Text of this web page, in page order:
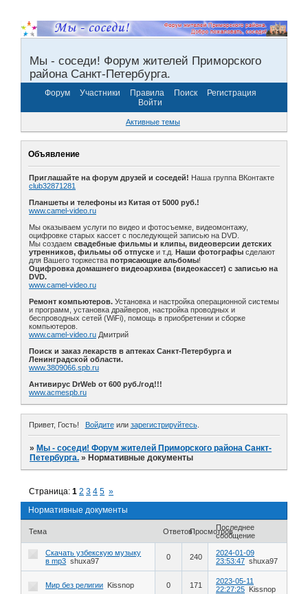
Мы - соседи! Форум жителей Приморского
района Санкт-Петербурга.
Форум Участники Правила Поиск
Регистрация
Войти
Активные темы
Объявление
Приглашайте на форум друзей и соседей! Наша группа ВКонтакте
club32871281
Планшеты и телефоны из Китая от 5000 руб.!
www.camel-video.ru
Мы оказываем услуги по видео и фотосъемке, видеомонтажу,
оцифровке старых кассет с последующей записью на DVD.
Мы создаем свадебные фильмы и клипы, видеоверсии детских
утренников, фильмы об отпуске и т.д. Наши фотографы сделают
для Вашего торжества потрясающие альбомы!
Оцифровка домашнего видеоархива (видеокассет) с записью на
DVD.
www.camel-video.ru
Ремонт компьютеров. Установка и настройка операционной системы
и программ, установка драйверов, настройка проводных и
беспроводных сетей (WiFi), помощь в приобретении и сборке
компьютеров.
www.camel-video.ru Дмитрий
Поиск и заказ лекарств в аптеках Санкт-Петербурга и
Ленинградской области.
www.3809066.spb.ru
Антивирус DrWeb от 600 руб./год!!!
www.acmespb.ru
Привет, Гость! Войдитеили зарегистрируйтесь.
» Мы - соседи! Форум жителей Приморского района Санкт-
Петербурга. » Нормативные документы
Нормативные документы
Страница:1 2 3 4 5 »
Тема ОтветовПросмотровПоследнее
сообщение
Скачать узбекскую музыку
в mp3 shuxa97 0 240
2024-01-09
23:53:47 shuxa97
Мир без религии Kissnop 0 171
2023-05-11
22:27:25 Kissnop